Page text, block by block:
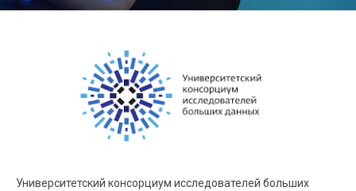
Университетский консорциум исследователей больших